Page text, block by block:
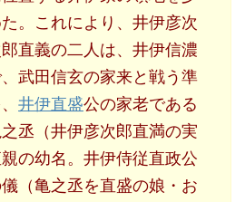
。これにより、井伊彦次
直義の二人は、井伊信濃
武田信玄の家来と戦う準
井伊直盛公の家老である
丞（井伊彦次郎直満の実
の幼名。井伊侍従直政公
（亀之丞を直盛の娘・お